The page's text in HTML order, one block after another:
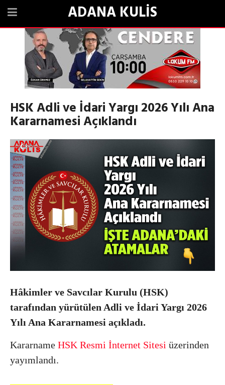
ADANA KULİS
HSK Adli ve İdari Yargı 2026 Yılı Ana
Kararnamesi Açıklandı
Hâkimler ve Savcılar Kurulu (HSK)
tarafından yürütülen Adli ve İdari Yargı 2026
Yılı Ana Kararnamesi açıkladı.
Kararname HSK Resmi İnternet Sitesi üzerinden
yayımlandı.